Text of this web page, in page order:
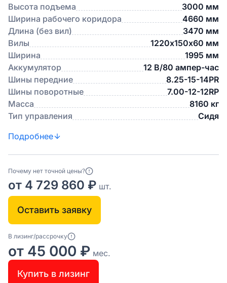
Высота подъема
3000 мм
Ширина рабочего коридора
4660 мм
Длина (без вил)
3470 мм
Вилы
1220х150х60 мм
Ширина
1995 мм
Аккумулятор
12 В/80 ампер-час
Шины передние
8.25-15-14PR
Шины поворотные
7.00-12-12RP
Масса
8160 кг
Тип управления
Сидя
Подробнее
Почему нет точной цены?
от 4 729 860 ₽ шт.
Оставить заявку
В лизинг/рассрочку
от 45 000 ₽ мес.
Купить в лизинг